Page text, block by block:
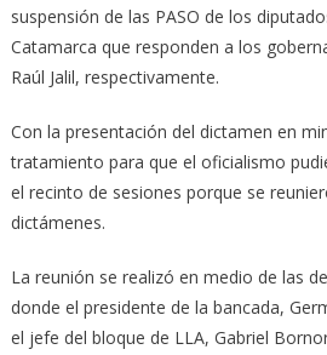
suspensión de las PASO de los
Catamarca que responden a los
Raúl Jalil, respectivamente.
Con la presentación del dictamen en
tratamiento para que el oficialismo
el recinto de sesiones porque se
dictámenes.
La reunión se realizó en medio de las
donde el presidente de la bancada,
el jefe del bloque de LLA, Gabriel